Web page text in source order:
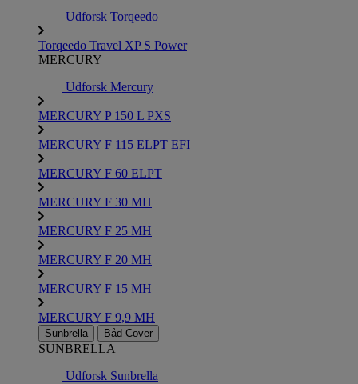
Udforsk Torqeedo
Torqeedo Travel XP S Power
MERCURY
Udforsk Mercury
MERCURY P 150 L PXS
MERCURY F 115 ELPT EFI
MERCURY F 60 ELPT
MERCURY F 30 MH
MERCURY F 25 MH
MERCURY F 20 MH
MERCURY F 15 MH
MERCURY F 9,9 MH
Sunbrella Båd Cover
SUNBRELLA
Udforsk Sunbrella